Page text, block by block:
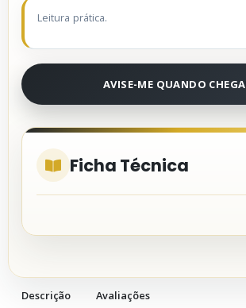
0
Leitura prática.
AVISE-ME QUANDO
Ficha Técnica
Descrição Avaliações